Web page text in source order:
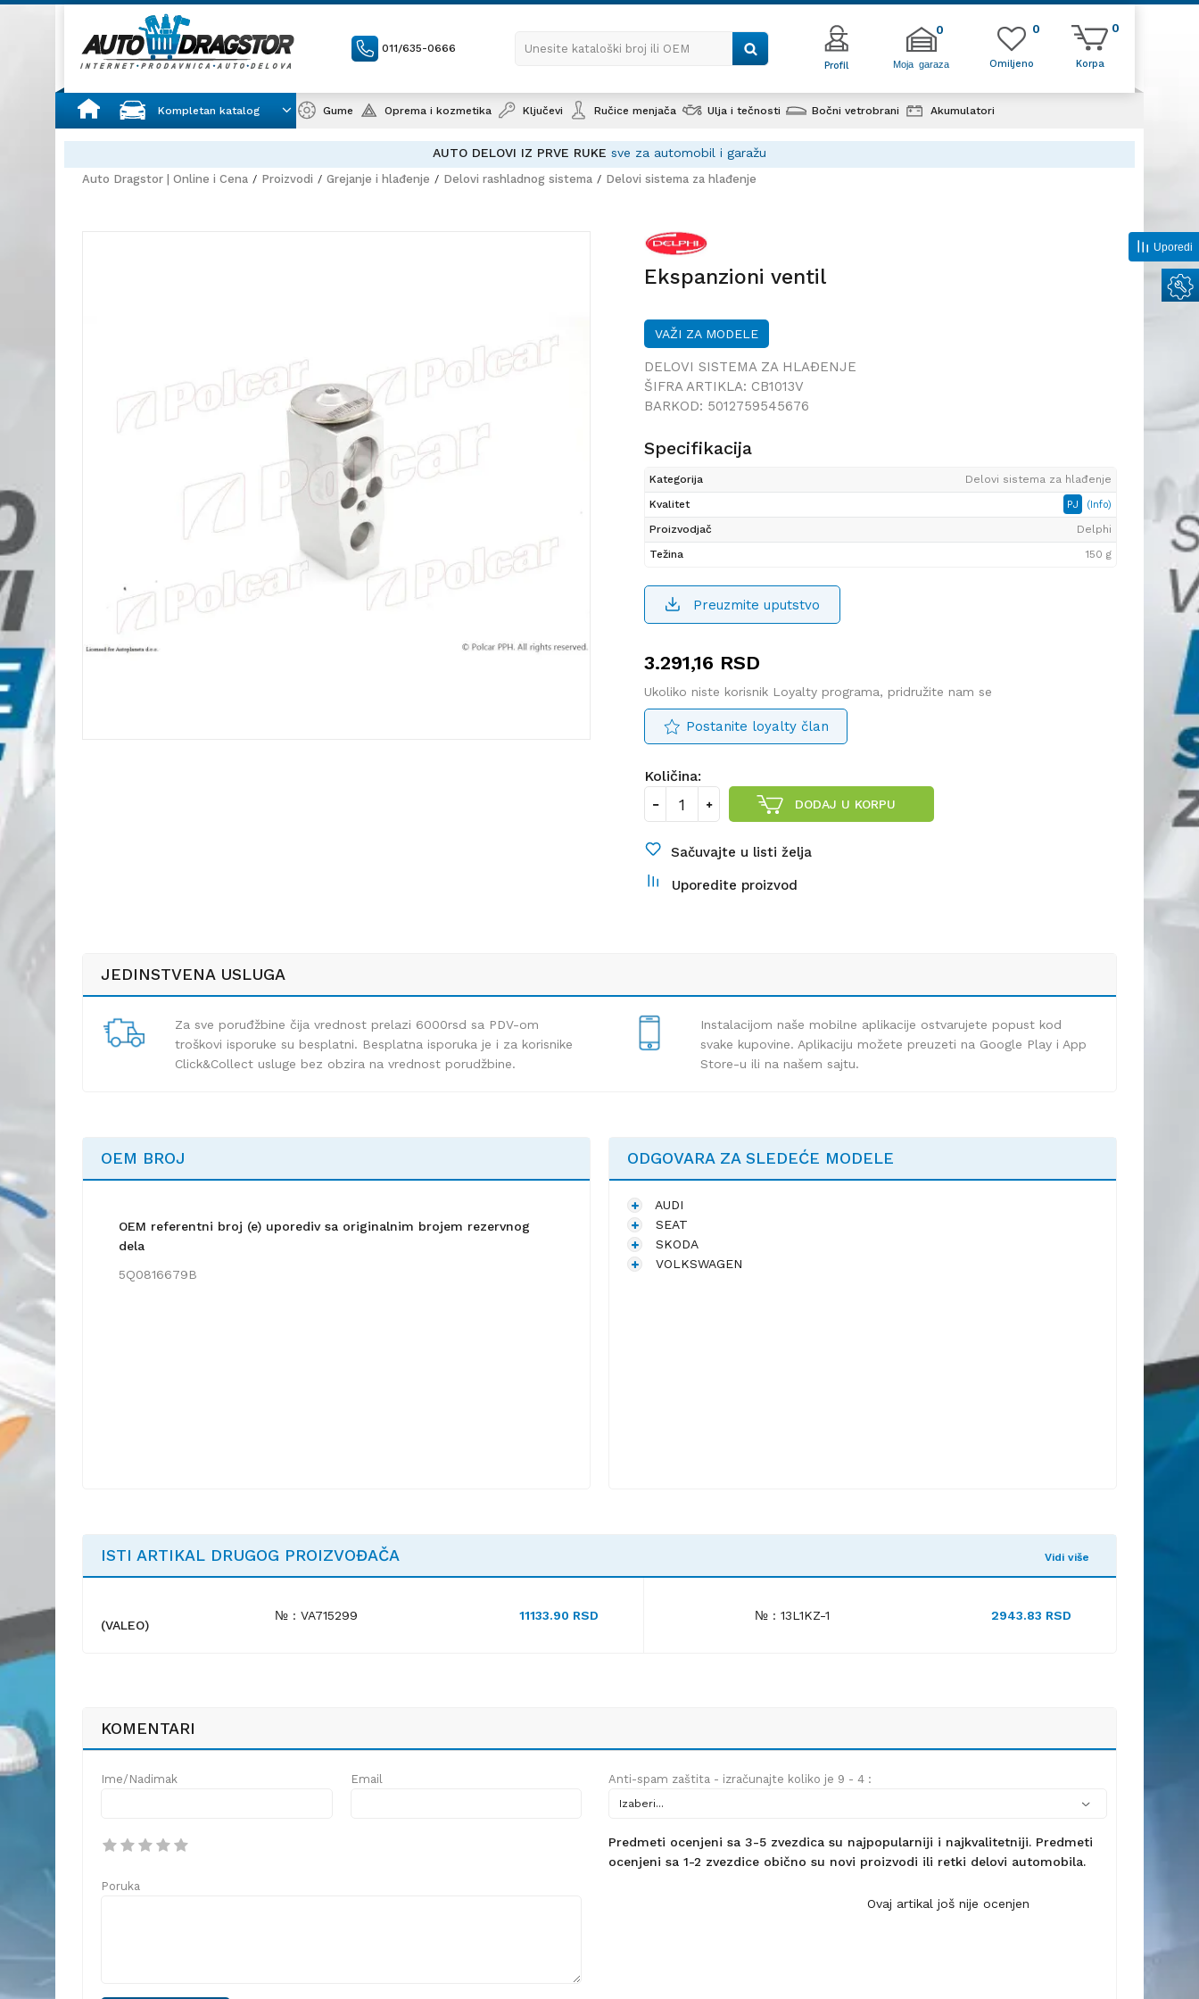
011/635-0666 Unesite kataloški broj ili OEM
Profil Moja garaza
0
Korpa
0
Omiljeno
0
Kompletan katalog Gume Oprema i kozmetika Ključevi Ručice menjača Ulja i tečnosti Bočni vetrobrani Akumulatori
AUTO DELOVI IZ PRVE RUKE sve za automobil i garažu
Auto Dragstor | Online i Cena Proizvodi Grejanje i hlađenje Delovi rashladnog sistema Delovi sistema za hlađenje
Ekspanzioni ventil
VAŽI ZA MODELE
DELOVI SISTEMA ZA HLAĐENJE
ŠIFRA ARTIKLA: CB1013V
BARKOD: 5012759545676
Specifikacija
Kategorija
Delovi sistema za hlađenje
Kvalitet
PJ (Info)
Proizvodjač
Delphi
Težina
150 g
Preuzmite uputstvo
3.291,16 RSD
Ukoliko niste korisnik Loyalty programa, pridružite nam se
Postanite loyalty član
Količina:
DODAJ U KORPU
Sačuvajte u listi želja
Uporedite proizvod
JEDINSTVENA USLUGA
Za sve poruđžbine čija vrednost prelazi 6000rsd sa PDV-om
troškovi isporuke su besplatni. Besplatna isporuka je i za korisnike
Click&Collect usluge bez obzira na vrednost porudžbine.
Instalacijom naše mobilne aplikacije ostvarujete popust kod
svake kupovine. Aplikaciju možete preuzeti na Google Play i App
Store-u ili na našem sajtu.
OEM BROJ
OEM referentni broj (e) uporediv sa originalnim brojem rezervnog
dela
5Q0816679B
ODGOVARA ZA SLEDEĆE MODELE
AUDI
SEAT
SKODA
VOLKSWAGEN
ISTI ARTIKAL DRUGOG PROIZVOĐAČA Vidi više
(VALEO)
№ : VA715299 11133.90 RSD № : 13L1KZ-1 2943.83 RSD
KOMENTARI
Ime/Nadimak Email
Poruka
Anti-spam zaštita - izračunajte koliko je 9 - 4 :
Predmeti ocenjeni sa 3-5 zvezdica su najpopularniji i najkvalitetniji. Predmeti
ocenjeni sa 1-2 zvezdice obično su novi proizvodi ili retki delovi automobila.
Ovaj artikal još nije ocenjen
Uporedi